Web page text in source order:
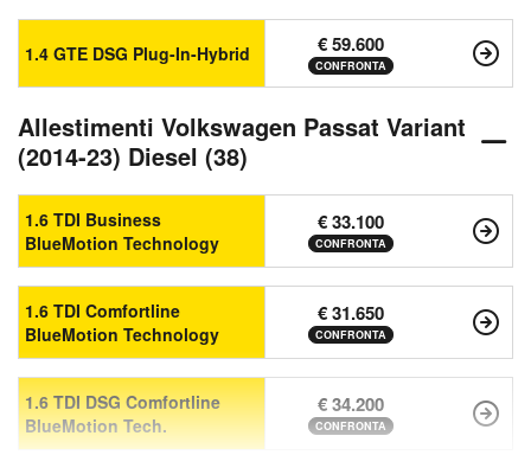
1.4 GTE DSG Plug-In-Hybrid € 59.600
CONFRONTA
Allestimenti Volkswagen Passat Variant
(2014-23) Diesel (38)
1.6 TDI Business
BlueMotion Technology
€ 33.100
CONFRONTA
1.6 TDI Comfortline
BlueMotion Technology
€ 31.650
CONFRONTA
1.6 TDI DSG Comfortline
BlueMotion Tech.
€ 34.200
CONFRONTA